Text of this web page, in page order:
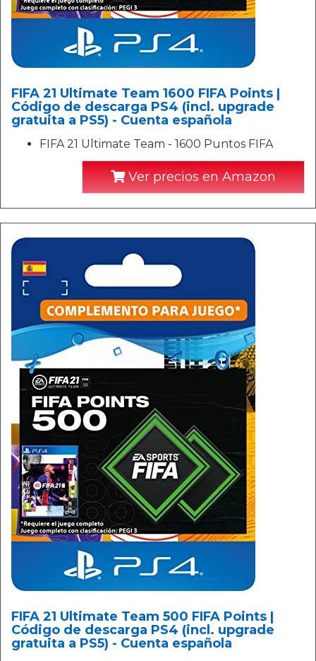
FIFA 21 Ultimate Team 1600 FIFA Points |
Código de descarga PS4 (incl. upgrade
gratuita a PS5) - Cuenta española
FIFA 21 Ultimate Team - 1600 Puntos FIFA
Ver precios en Amazon
FIFA 21 Ultimate Team 500 FIFA Points |
Código de descarga PS4 (incl. upgrade
gratuita a PS5) - Cuenta española